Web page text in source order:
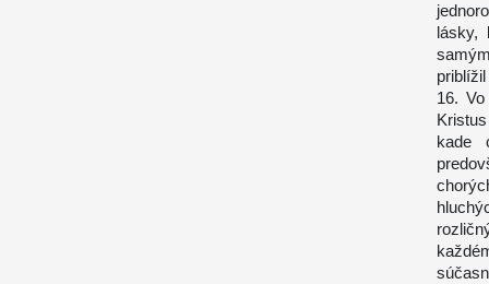
lásky,
16.
kade